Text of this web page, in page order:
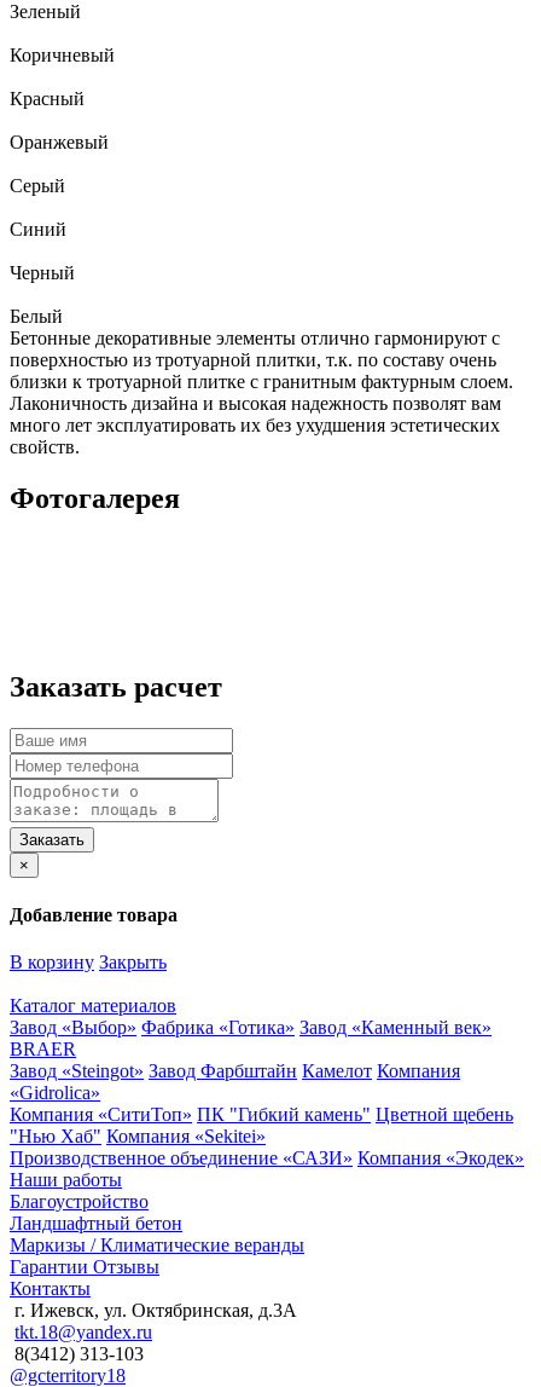
Зеленый
Коричневый
Красный
Оранжевый
Серый
Синий
Черный
Белый
Бетонные декоративные элементы отлично гармонируют с
поверхностью из тротуарной плитки, т.к. по составу очень
близки к тротуарной плитке с гранитным фактурным слоем.
Лаконичность дизайна и высокая надежность позволят вам
много лет эксплуатировать их без ухудшения эстетических
свойств.
Фотогалерея
Заказать расчет
×
Добавление товара
В корзину Закрыть
Каталог материалов
Завод «Выбор» Фабрика «Готика» Завод «Каменный век»
BRAER
Завод «Steingot» Завод Фарбштайн Камелот Компания
«Gidrolica»
Компания «СитиТоп» ПК "Гибкий камень" Цветной щебень
"Нью Хаб" Компания «Sekitei»
Производственное объединение «САЗИ» Компания «Экодек»
Наши работы
Благоустройство
Ландшафтный бетон
Маркизы / Климатические веранды
Гарантии Отзывы
Контакты
г. Ижевск, ул. Октябринская, д.3А
tkt.18@yandex.ru
8(3412) 313-103
@gcterritory18